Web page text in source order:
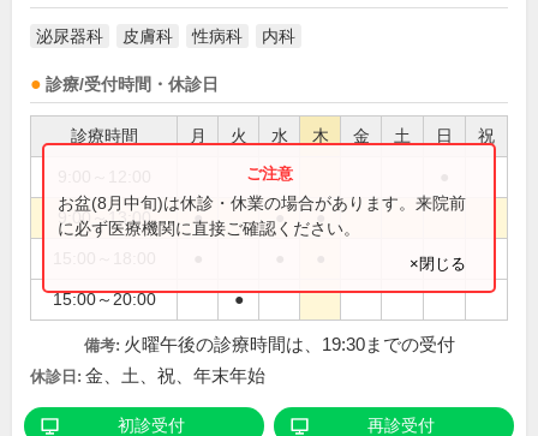
泌尿器科 皮膚科 性病科 内科
診療/受付時間・休診日
診療時間 月 火 水 木 金 土 日 祝
9:00～13:00 ● ● ●
15:00～20:00 ●
お盆(8月中旬)は休診・休業の場合があります。来院前
に必ず医療機関に直接ご確認ください。
×閉じる
備考: 火曜午後の診療時間は、19:30までの受付
休診日: 金、土、祝、年末年始
初診受付 再診受付